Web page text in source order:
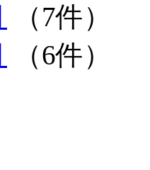
（7件）
（6件）